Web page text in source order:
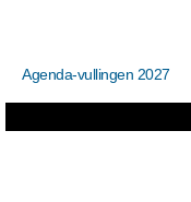
Agenda-vullingen 2027